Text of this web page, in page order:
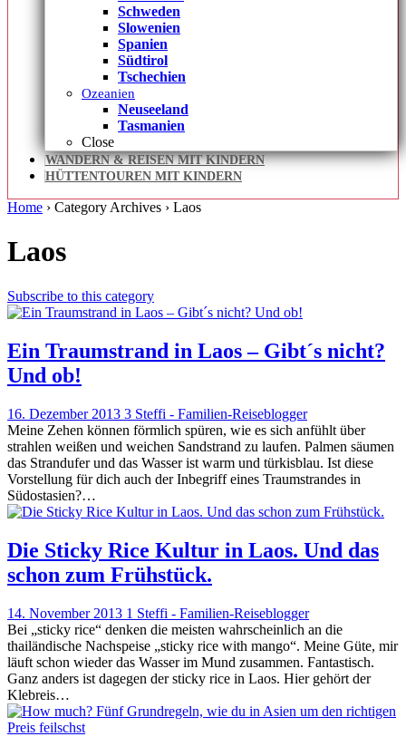
Schweden
Slowenien
Spanien
Südtirol
Tschechien
Ozeanien
Neuseeland
Tasmanien
Close
WANDERN & REISEN MIT KINDERN
HÜTTENTOUREN MIT KINDERN
Home › Category Archives › Laos
Laos
Subscribe to this category
Ein Traumstrand in Laos – Gibt´s nicht?
Und ob!
16. Dezember 2013 3 Steffi - Familien-Reiseblogger
Meine Zehen können förmlich spüren, wie es sich anfühlt über
strahlen weißen und weichen Sandstrand zu laufen. Palmen säumen
das Strandufer und das Wasser ist warm und türkisblau. Ist diese
Vorstellung für dich auch der Inbegriff eines Traumstrandes in
Südostasien?…
Die Sticky Rice Kultur in Laos. Und das
schon zum Frühstück.
14. November 2013 1 Steffi - Familien-Reiseblogger
Bei „sticky rice“ denken die meisten wahrscheinlich an die
thailändische Nachspeise „sticky rice with mango“. Meine Güte, mir
läuft schon wieder das Wasser im Mund zusammen. Fantastisch.
Ganz anders ist dagegen der sticky rice in Laos. Hier gehört der
Klebreis…